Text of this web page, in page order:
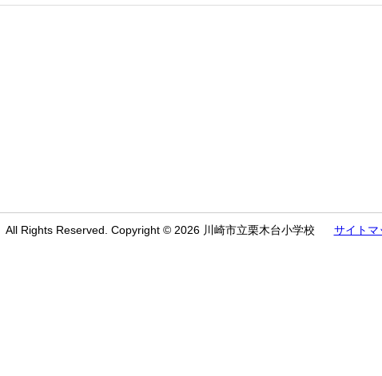
All Rights Reserved. Copyright © 2026 川崎市立栗木台小学校 サイトマ